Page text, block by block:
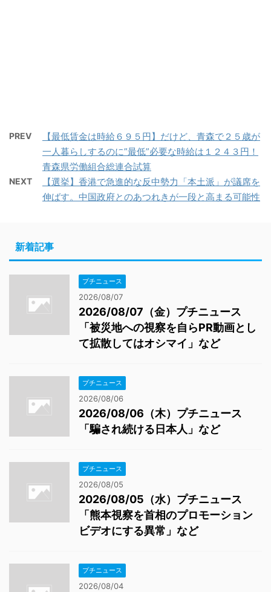
PREV
【最低賃金は時給６９５円】だけど、青森で２５歳が
一人暮らしするのに”最低”必要な時給は１２４３円！
青森県労働組合総連合試算
NEXT
【選挙】香港で急進的な反中勢力「本土派」が議席を
伸ばす。中国政府とのあつれきが一段と高まる可能性
新着記事
プチニュース
2026/08/07
2026/08/07（金）プチニュース
「被災地への視察を自らPR動画とし
て拡散してはオシマイ」など
プチニュース
2026/08/06
2026/08/06（木）プチニュース
「騙され続ける日本人」など
プチニュース
2026/08/05
2026/08/05（水）プチニュース
「熊本視察を首相のプロモーション
ビデオにする異常」など
プチニュース
2026/08/04